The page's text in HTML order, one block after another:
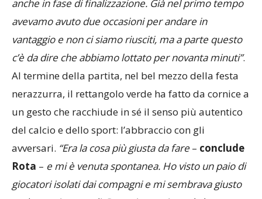
avevamo avuto due occasioni per andare in
vantaggio e non ci siamo riusciti, ma a parte questo
c’è da dire che abbiamo lottato per novanta minuti”
Al termine della partita, nel bel mezzo della festa
nerazzurra, il rettangolo verde ha fatto da cornice a
un gesto che racchiude in sé il senso più autentico
del calcio e dello sport: l’abbraccio con gli
avversari. “Era la cosa più giusta da fare–conclude
Rota–e mi è venuta spontanea. Ho visto un paio di
giocatori isolati dai compagni e mi sembrava giusto
andare a rincuorarli. Posso immaginare la loro